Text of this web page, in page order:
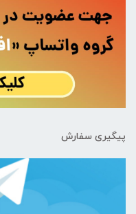
پیگیری سفارش